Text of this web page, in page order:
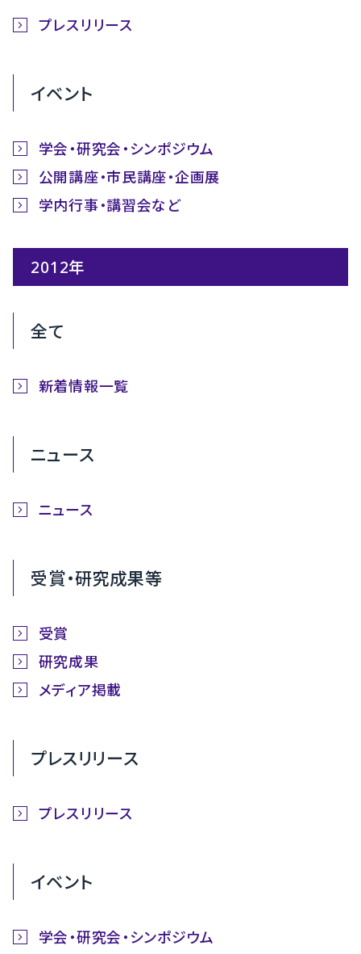
プレスリリース
イベント
学会・研究会・シンポジウム
公開講座・市民講座・企画展
学内行事・講習会など
2012年
全て
新着情報一覧
ニュース
ニュース
受賞・研究成果等
受賞
研究成果
メディア掲載
プレスリリース
プレスリリース
イベント
学会・研究会・シンポジウム